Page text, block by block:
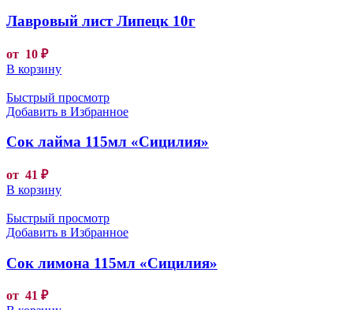
Лавровый лист Липецк 10г
от 10 ₽
В корзину
Быстрый просмотр
Добавить в Избранное
Сок лайма 115мл «Сицилия»
от 41 ₽
В корзину
Быстрый просмотр
Добавить в Избранное
Сок лимона 115мл «Сицилия»
от 41 ₽